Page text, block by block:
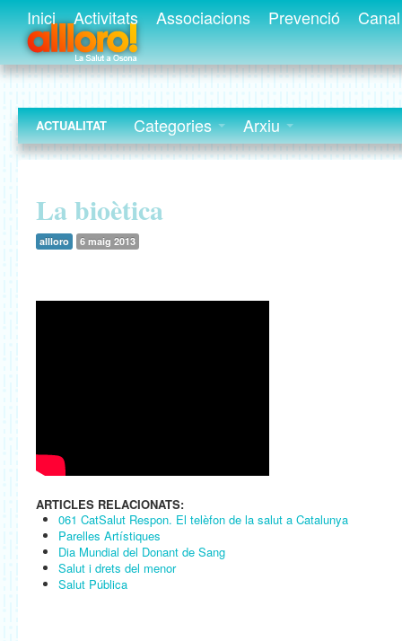
Inici Activitats Associacions Prevenció
ACTUALITAT Categories Arxiu
La bioètica
allloro 6 maig 2013
ARTICLES RELACIONATS:
061 CatSalut Respon. El telèfon de la salut a Catalunya
Parelles Artístiques
Dia Mundial del Donant de Sang
Salut i drets del menor
Salut Pública